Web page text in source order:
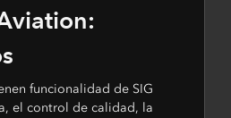
funcionalidad de SIG
el control de calidad, la